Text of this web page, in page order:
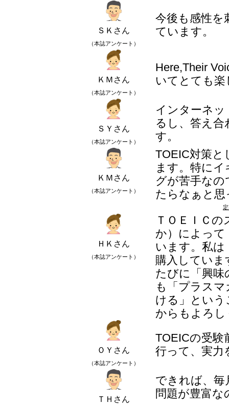
ＳＫさん
（本誌アンケート）
今後も感性を
ています。
ＫＭさん
（本誌アンケート）
Here,Their
いてとても
ＳＹさん
（本誌アンケート）
インターネ
るし、答え
す。
ＫＭさん
（本誌アンケート）
TOEIC対策と
ます。特に
グが苦手な
たらなぁと
ＨＫさん
（本誌アンケート）
ＴＯＥＩＣ
か）によって
います。私
購入していま
たびに「興味
も「プラス
ける」とい
からもよろ
ＯＹさん
（本誌アンケート）
TOEICの受験
行って、実力
ＴＨさん
できれば、毎
問題が豊富